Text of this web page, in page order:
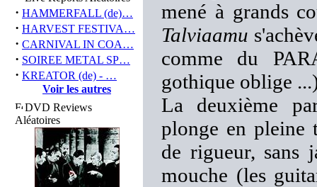
· HAMMERFALL (de)…
· HARVEST FESTIVA…
· CARNIVAL IN COA…
· SOIREE METAL SP…
· KREATOR (de) - …
Voir les autres
DVD Reviews
Aléatoires
mené à grands
Talviaamu
comme du
gothique oblige
La deuxième
plonge en pleine
de rigueur, sans
mouche (les